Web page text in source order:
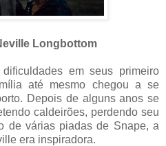
Longbottom
em seus primeiro
até mesmo chegou a se
Depois de alguns anos se
caldeirões, perdendo seu
de várias piadas de Snape, a
era inspiradora.